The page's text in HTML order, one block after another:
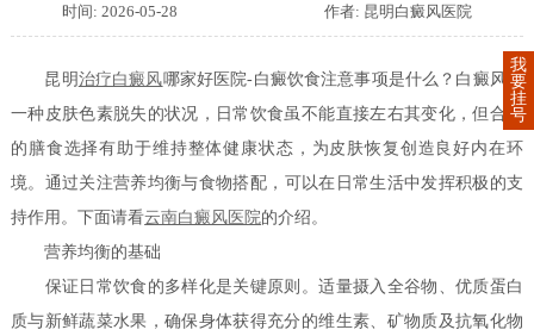
时间: 2026-05-28 作者: 昆明白癜风医院
昆明治疗白癜风哪家好医院-白癜饮食注意事项是什么？ 白癜风是
一种皮肤色素脱失的状况，日常饮食虽不能直接左右其变化，但合理
的膳食选择有助于维持整体健康状态，为皮肤恢复创造良好内在环
境。 通过关注营养均衡与食物搭配，可以在日常生活中发挥积极的支
持作用。下面请看云南白癜风医院的介绍。
营养均衡的基础
保证日常饮食的多样化是关键原则。适量摄入全谷物、优质蛋白
质与新鲜蔬菜水果，确保身体获得充分的维生素、矿物质及抗氧化物
我
要
挂
号